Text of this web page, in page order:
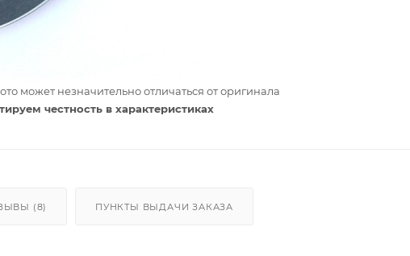
может незначительно отличаться от оригинала
честность в характеристиках
(8) ПУНКТЫ ВЫДАЧИ ЗАКАЗА